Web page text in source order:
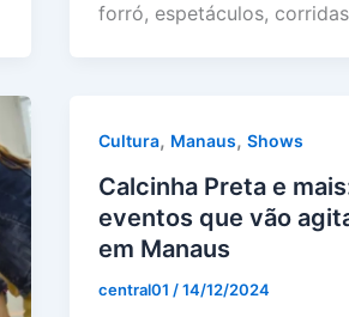
forró, espetáculos,
Cultura, Manaus,Shows
Calcinha Preta e
eventos que vão
em Manaus
central01 /14/12/2024